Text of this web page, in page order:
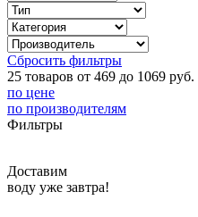
Сбросить фильтры
25 товаров от 469 до 1069 руб.
по цене
по производителям
Фильтры
Доставим
воду уже завтра!
Не согласен
Ваш запрос отпрален
Ок
Введите адрес
отправим через 1 минуту